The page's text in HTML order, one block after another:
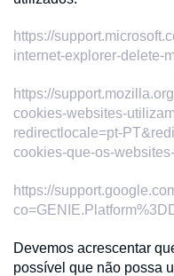
https://
internet-explorer-delete-
https://
cookies-websites-
redirectlocale=pt-
cookies-que-os-
https://
Devemos acrescentar
possível que não possa